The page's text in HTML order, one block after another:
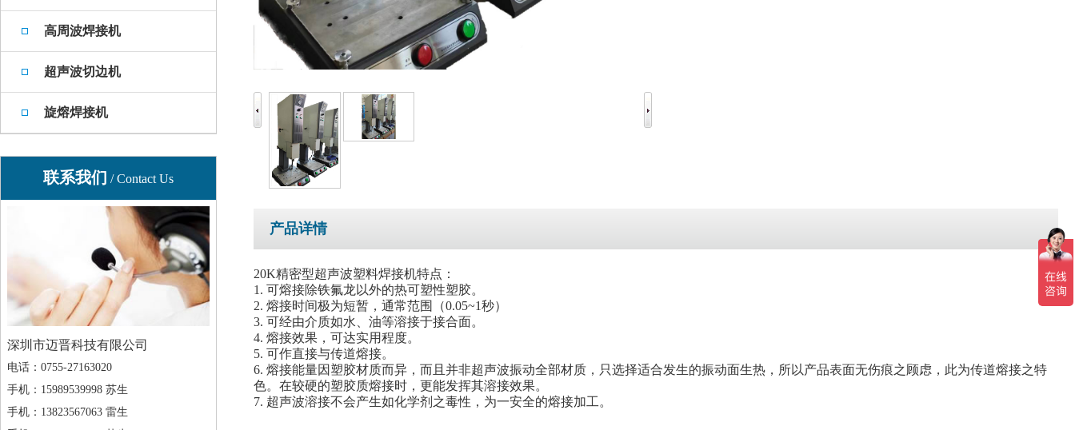
高周波焊接机
超声波切边机
旋熔焊接机
联系我们 / Contact Us
深圳市迈晋科技有限公司
电话：0755-27163020
手机：15989539998 苏生
手机：13823567063 雷生
产品详情
20K精密型超声波塑料焊接机特点：
1. 可熔接除铁氟龙以外的热可塑性塑胶。
2. 熔接时间极为短暂，通常范围（0.05~1秒）
3. 可经由介质如水、油等溶接于接合面。
4. 熔接效果，可达实用程度。
5. 可作直接与传道熔接。
6. 熔接能量因塑胶材质而异，而且并非超声波振动全部材质，只选择适合发生的振动面生热，所以产品表面无伤痕之顾虑，此为传道熔接之特
色。在较硬的塑胶质熔接时，更能发挥其溶接效果。
7. 超声波溶接不会产生如化学剂之毒性，为一安全的熔接加工。